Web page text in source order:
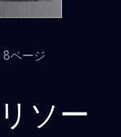
ページ
ソー